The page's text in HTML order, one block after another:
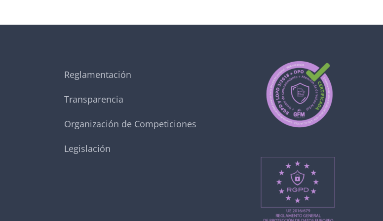
Reglamentación
Transparencia
Organización de Competiciones
Legislación